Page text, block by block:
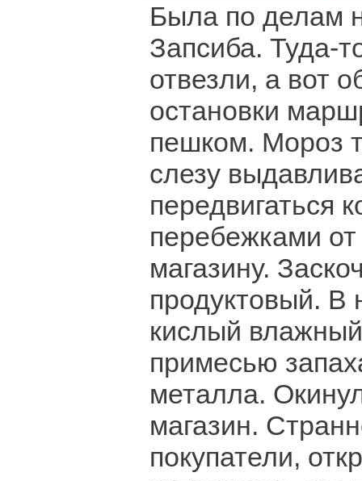
Была по делам
Запсиба. Туда-
отвезли, а вот
остановки
пешком. Мороз
слезу
передвигаться
перебежками от
магазину.
продуктовый. В
кислый
примесью
металла.
магазин.
покупатели,